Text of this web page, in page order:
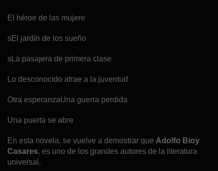
El héroe de las mujere
sEl jardín de los sueño
sLa pasajera de primera clase
Lo desconocido atrae a la juventud
Otra esperanzaUna guerra perdida
Una puerta se abre
En esta novela, se vuelve a demostrar que Adolfo Bioy
Casares, es uno de los grandes autores de la literatura
universal.